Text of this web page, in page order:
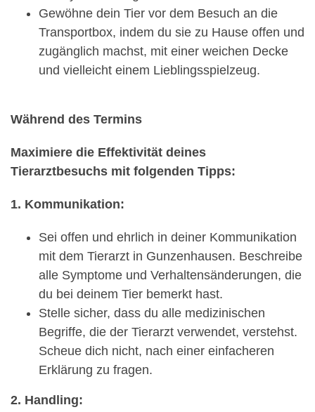
Gewöhne dein Tier vor dem Besuch an die
Transportbox, indem du sie zu Hause offen und
zugänglich machst, mit einer weichen Decke
und vielleicht einem Lieblingsspielzeug.
Während des Termins
Maximiere die Effektivität deines
Tierarztbesuchs mit folgenden Tipps:
1. Kommunikation:
Sei offen und ehrlich in deiner Kommunikation
mit dem Tierarzt in Gunzenhausen. Beschreibe
alle Symptome und Verhaltensänderungen, die
du bei deinem Tier bemerkt hast.
Stelle sicher, dass du alle medizinischen
Begriffe, die der Tierarzt verwendet, verstehst.
Scheue dich nicht, nach einer einfacheren
Erklärung zu fragen.
2. Handling: